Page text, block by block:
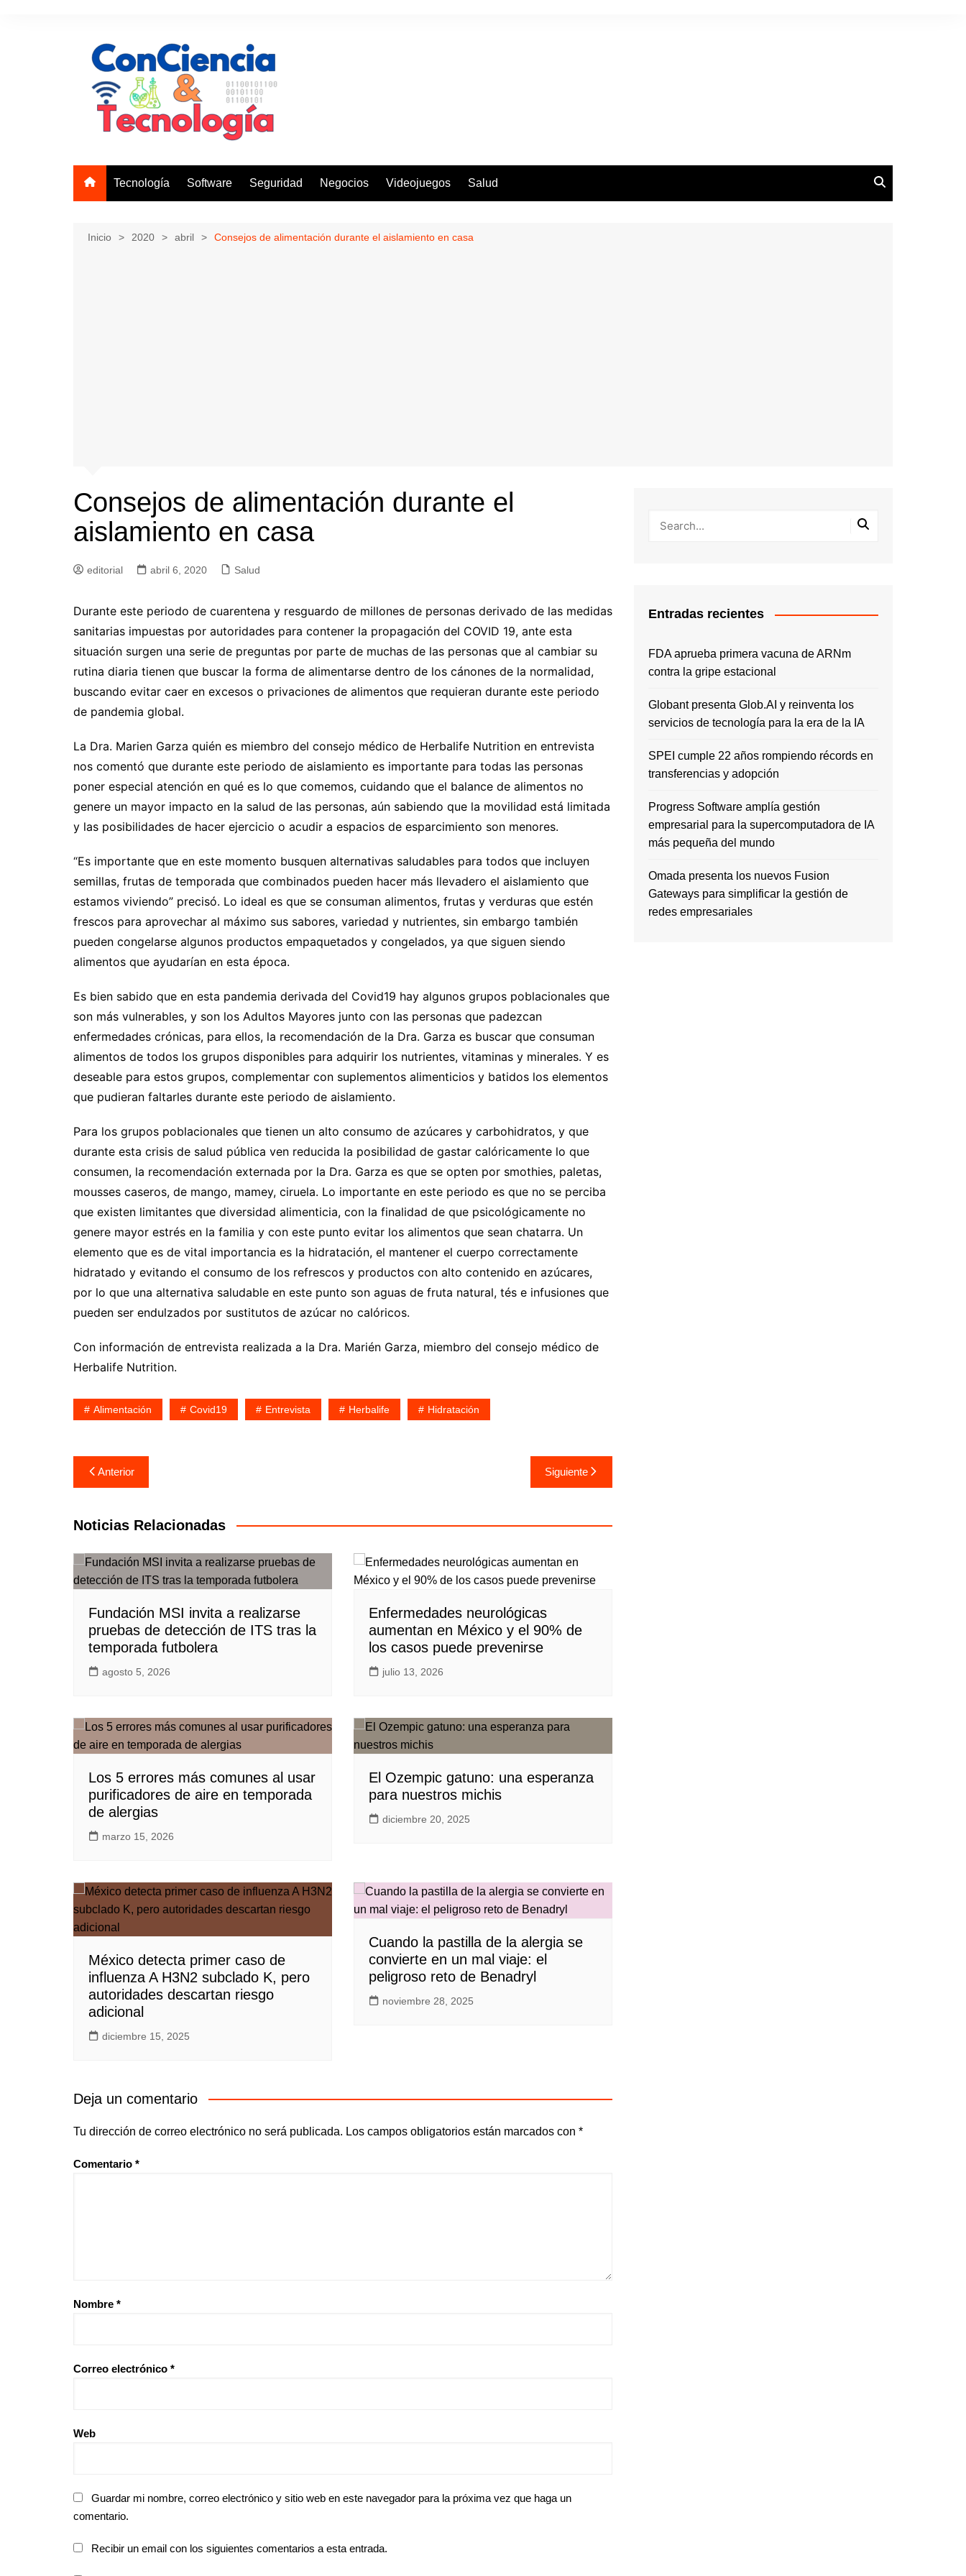
Tecnología Software Seguridad Negocios Videojuegos Salud
Inicio 2020 abril Consejos de alimentación durante el aislamiento en casa
Consejos de alimentación durante el
aislamiento en casa
editorial abril 6, 2020 Salud
Durante este periodo de cuarentena y resguardo de millones de personas derivado de las medidas
sanitarias impuestas por autoridades para contener la propagación del COVID 19, ante esta
situación surgen una serie de preguntas por parte de muchas de las personas que al cambiar su
rutina diaria tienen que buscar la forma de alimentarse dentro de los cánones de la normalidad,
buscando evitar caer en excesos o privaciones de alimentos que requieran durante este periodo
de pandemia global.
La Dra. Marien Garza quién es miembro del consejo médico de Herbalife Nutrition en entrevista
nos comentó que durante este periodo de aislamiento es importante para todas las personas
poner especial atención en qué es lo que comemos, cuidando que el balance de alimentos no
genere un mayor impacto en la salud de las personas, aún sabiendo que la movilidad está limitada
y las posibilidades de hacer ejercicio o acudir a espacios de esparcimiento son menores.
“Es importante que en este momento busquen alternativas saludables para todos que incluyen
semillas, frutas de temporada que combinados pueden hacer más llevadero el aislamiento que
estamos viviendo” precisó. Lo ideal es que se consuman alimentos, frutas y verduras que estén
frescos para aprovechar al máximo sus sabores, variedad y nutrientes, sin embargo también
pueden congelarse algunos productos empaquetados y congelados, ya que siguen siendo
alimentos que ayudarían en esta época.
Es bien sabido que en esta pandemia derivada del Covid19 hay algunos grupos poblacionales que
son más vulnerables, y son los Adultos Mayores junto con las personas que padezcan
enfermedades crónicas, para ellos, la recomendación de la Dra. Garza es buscar que consuman
alimentos de todos los grupos disponibles para adquirir los nutrientes, vitaminas y minerales. Y es
deseable para estos grupos, complementar con suplementos alimenticios y batidos los elementos
que pudieran faltarles durante este periodo de aislamiento.
Para los grupos poblacionales que tienen un alto consumo de azúcares y carbohidratos, y que
durante esta crisis de salud pública ven reducida la posibilidad de gastar calóricamente lo que
consumen, la recomendación externada por la Dra. Garza es que se opten por smothies, paletas,
mousses caseros, de mango, mamey, ciruela. Lo importante en este periodo es que no se perciba
que existen limitantes que diversidad alimenticia, con la finalidad de que psicológicamente no
genere mayor estrés en la familia y con este punto evitar los alimentos que sean chatarra. Un
elemento que es de vital importancia es la hidratación, el mantener el cuerpo correctamente
hidratado y evitando el consumo de los refrescos y productos con alto contenido en azúcares,
por lo que una alternativa saludable en este punto son aguas de fruta natural, tés e infusiones que
pueden ser endulzados por sustitutos de azúcar no calóricos.
Con información de entrevista realizada a la Dra. Marién Garza, miembro del consejo médico de
Herbalife Nutrition.
Alimentación Covid19 Entrevista Herbalife Hidratación
Navegación
de
entradas
Anterior Siguiente
Noticias Relacionadas
Fundación MSI invita a realizarse
pruebas de detección de ITS tras la
temporada futbolera
agosto 5, 2026
Enfermedades neurológicas
aumentan en México y el 90% de
los casos puede prevenirse
julio 13, 2026
Los 5 errores más comunes al usar
purificadores de aire en temporada
de alergias
marzo 15, 2026
El Ozempic gatuno: una esperanza
para nuestros michis
diciembre 20, 2025
México detecta primer caso de
influenza A H3N2 subclado K, pero
autoridades descartan riesgo
adicional
diciembre 15, 2025
Cuando la pastilla de la alergia se
convierte en un mal viaje: el
peligroso reto de Benadryl
noviembre 28, 2025
Deja un comentario
Tu dirección de correo electrónico no será publicada. Los campos obligatorios están marcados con *
Comentario *
Nombre *
Correo electrónico *
Web
Guardar mi nombre, correo electrónico y sitio web en este navegador para la próxima vez que haga un
comentario.
Recibir un email con los siguientes comentarios a esta entrada.
Entradas recientes
FDA aprueba primera vacuna de ARNm
contra la gripe estacional
Globant presenta Glob.AI y reinventa los
servicios de tecnología para la era de la IA
SPEI cumple 22 años rompiendo récords en
transferencias y adopción
Progress Software amplía gestión
empresarial para la supercomputadora de IA
más pequeña del mundo
Omada presenta los nuevos Fusion
Gateways para simplificar la gestión de
redes empresariales